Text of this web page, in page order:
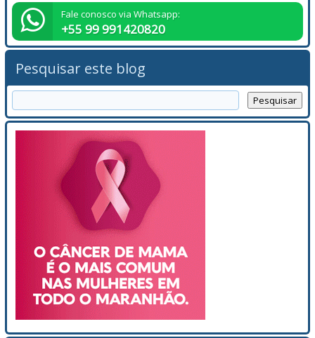
Fale conosco via Whatsapp:
+55 99 991420820
Pesquisar este blog